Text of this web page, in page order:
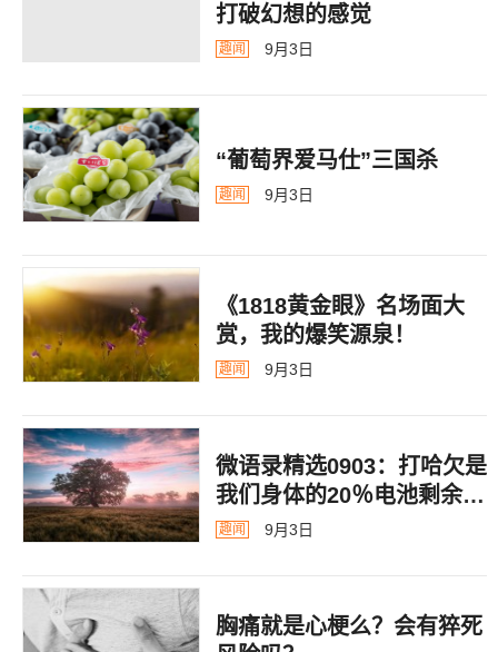
打破幻想的感觉
趣闻 9月3日
“葡萄界爱马仕”三国杀
趣闻 9月3日
《1818黄金眼》名场面大
赏，我的爆笑源泉！
趣闻 9月3日
微语录精选0903：打哈欠是
我们身体的20％电池剩余警
告
趣闻 9月3日
胸痛就是心梗么？会有猝死